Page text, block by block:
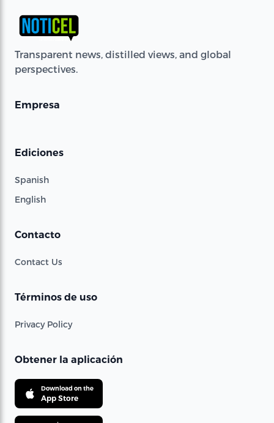
Transparent news, distilled views, and global
perspectives.
Empresa
Ediciones
Spanish
English
Contacto
Contact Us
Términos de uso
Privacy Policy
Obtener la aplicación
Download on the
App Store